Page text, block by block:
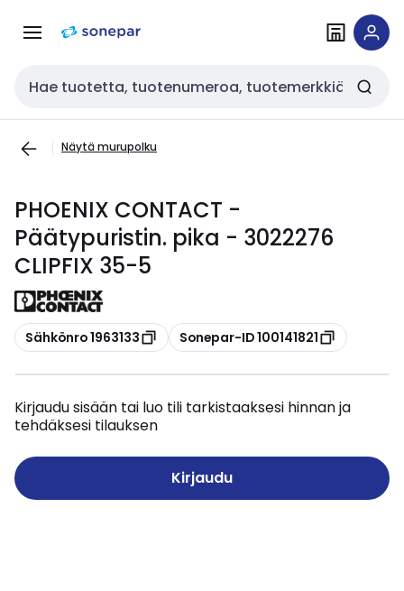
navigointiinsisältöön
Haku
Näytä murupolku
PHOENIX CONTACT -
Päätypuristin. pika - 3022276
CLIPFIX 35-5
Kopioi
Sähkönro 1963133 Kopioi
Sonepar-ID 100141821
Kirjaudu sisään tai luo tili tarkistaaksesi hinnan ja
tehdäksesi tilauksen
Kirjaudu